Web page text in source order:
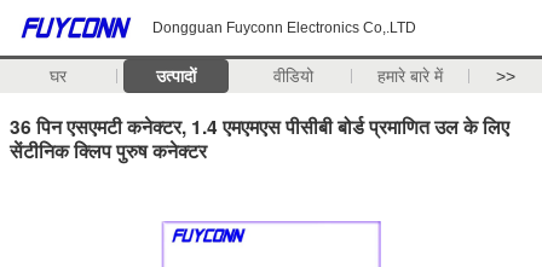
Dongguan Fuyconn Electronics Co,.LTD
घर उत्पादों वीडियो हमारे बारे में >>
36 पिन एसएमटी कनेक्टर, 1.4 एमएमएस पीसीबी बोर्ड प्रमाणित उल के लिए
सेंटीनिक क्लिप पुरुष कनेक्टर